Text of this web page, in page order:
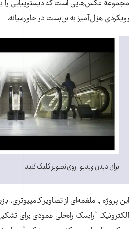
مجموعۀ عکس‌هایی است که دیستوپیایی را
رویکردی هزل‌آمیز به بن‌بست در خاورمیانه.
برای دیدن ویدیو . روی تصویر کلیک کنید
این پروژه با ملغمه‌ای از تصاویر کامپیوتری،
الکترونیک آرابسک راه‌حلی عمودی برای